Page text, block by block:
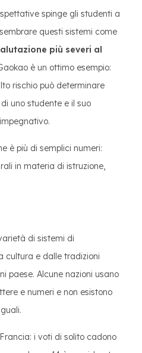
spinge gli studenti a
questi sistemi come
più severi al
è un ottimo esempio:
rischio può determinare
uno studente e il suo
è più di semplici numeri:
in materia di istruzione,
di sistemi di
cultura e dalle tradizioni
paese. Alcune nazioni usano
e numeri e non esistono
i voti di solito cadono